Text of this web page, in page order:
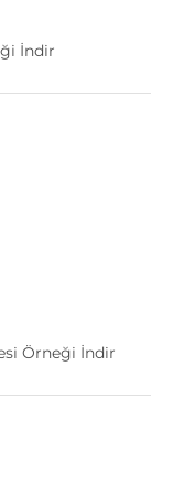
İndir
Örneği İndir